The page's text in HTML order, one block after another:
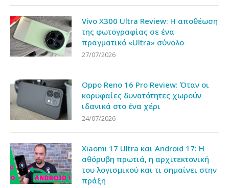
Vivo X300 Ultra Review: Η αποθέωση
της φωτογραφίας σε ένα
πραγματικό «Ultra» σύνολο
27/07/2026
Oppo Reno 16 Pro Review: Όταν οι
κορυφαίες δυνατότητες χωρούν
ιδανικά στο ένα χέρι
24/07/2026
Xiaomi 17 Ultra και Android 17: Η
αθόρυβη πρωτιά, η αρχιτεκτονική
του λογισμικού και τι σημαίνει στην
πράξη